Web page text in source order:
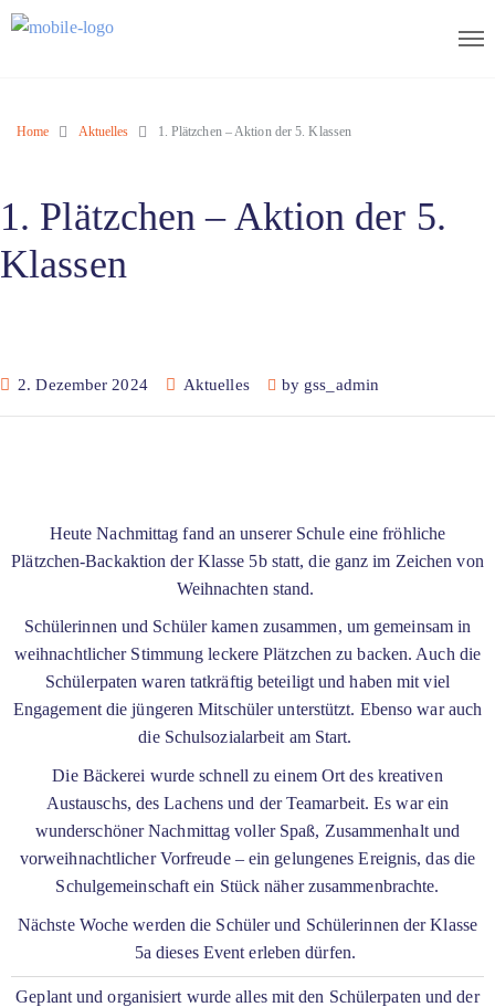
Home Aktuelles 1. Plätzchen – Aktion der 5. Klassen
1. Plätzchen – Aktion der 5.
Klassen
2. Dezember 2024 Aktuelles by gss_admin
Heute Nachmittag fand an unserer Schule eine fröhliche
Plätzchen-Backaktion der Klasse 5b statt, die ganz im Zeichen von
Weihnachten stand.
Schülerinnen und Schüler kamen zusammen, um gemeinsam in
weihnachtlicher Stimmung leckere Plätzchen zu backen. Auch die
Schülerpaten waren tatkräftig beteiligt und haben mit viel
Engagement die jüngeren Mitschüler unterstützt. Ebenso war auch
die Schulsozialarbeit am Start.
Die Bäckerei wurde schnell zu einem Ort des kreativen
Austauschs, des Lachens und der Teamarbeit. Es war ein
wunderschöner Nachmittag voller Spaß, Zusammenhalt und
vorweihnachtlicher Vorfreude – ein gelungenes Ereignis, das die
Schulgemeinschaft ein Stück näher zusammenbrachte.
Nächste Woche werden die Schüler und Schülerinnen der Klasse
5a dieses Event erleben dürfen.
Geplant und organisiert wurde alles mit den Schülerpaten und der